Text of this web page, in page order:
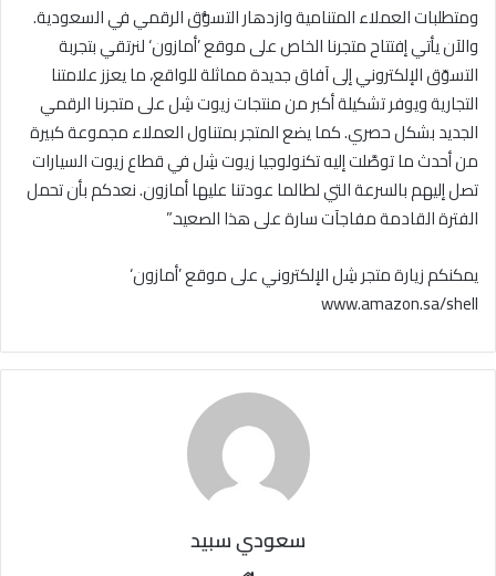
ومتطلبات العملاء المتنامية وازدهار التسوُّق الرقمي في السعودية.
والآن يأتي إفتتاح متجرنا الخاص على موقع ’أمازون‘ لنرتقي بتجربة
التسوّق الإلكتروني إلى آفاق جديدة مماثلة للواقع، ما يعزز علامتنا
التجارية ويوفر تشكيلة أكبر من منتجات زيوت شِل على متجرنا الرقمي
الجديد بشكل حصري. كما يضع المتجر بمتناول العملاء مجموعة كبيرة
من أحدث ما توصَّلت إليه تكنولوجيا زيوت شِل في قطاع زيوت السيارات
تصل إليهم بالسرعة التي لطالما عودتنا عليها أمازون. نعدكم بأن تحمل
الفترة القادمة مفاجآت سارة على هذا الصعيد.”
يمكنكم زيارة متجر شِل الإلكتروني على موقع ’أمازون‘
www.amazon.sa/shell
سعودي سبيد